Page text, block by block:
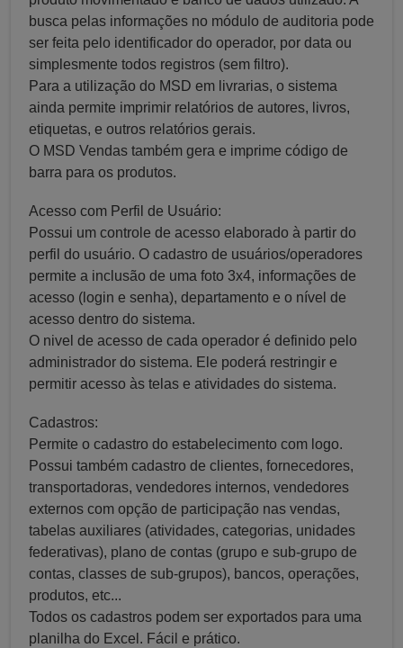
busca pelas informações no módulo de auditoria pode
ser feita pelo identificador do operador, por data ou
simplesmente todos registros (sem filtro).
Para a utilização do MSD em livrarias, o sistema
ainda permite imprimir relatórios de autores, livros,
etiquetas, e outros relatórios gerais.
O MSD Vendas também gera e imprime código de
barra para os produtos.
Acesso com Perfil de Usuário:
Possui um controle de acesso elaborado à partir do
perfil do usuário. O cadastro de usuários/operadores
permite a inclusão de uma foto 3x4, informações de
acesso (login e senha), departamento e o nível de
acesso dentro do sistema.
O nivel de acesso de cada operador é definido pelo
administrador do sistema. Ele poderá restringir e
permitir acesso às telas e atividades do sistema.
Cadastros:
Permite o cadastro do estabelecimento com logo.
Possui também cadastro de clientes, fornecedores,
transportadoras, vendedores internos, vendedores
externos com opção de participação nas vendas,
tabelas auxiliares (atividades, categorias, unidades
federativas), plano de contas (grupo e sub-grupo de
contas, classes de sub-grupos), bancos, operações,
produtos, etc...
Todos os cadastros podem ser exportados para uma
planilha do Excel. Fácil e prático.